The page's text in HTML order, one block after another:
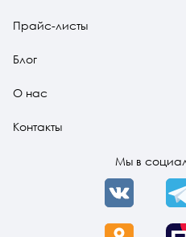
Прайс-листы
Блог
О нас
Контакты
Мы в
VK